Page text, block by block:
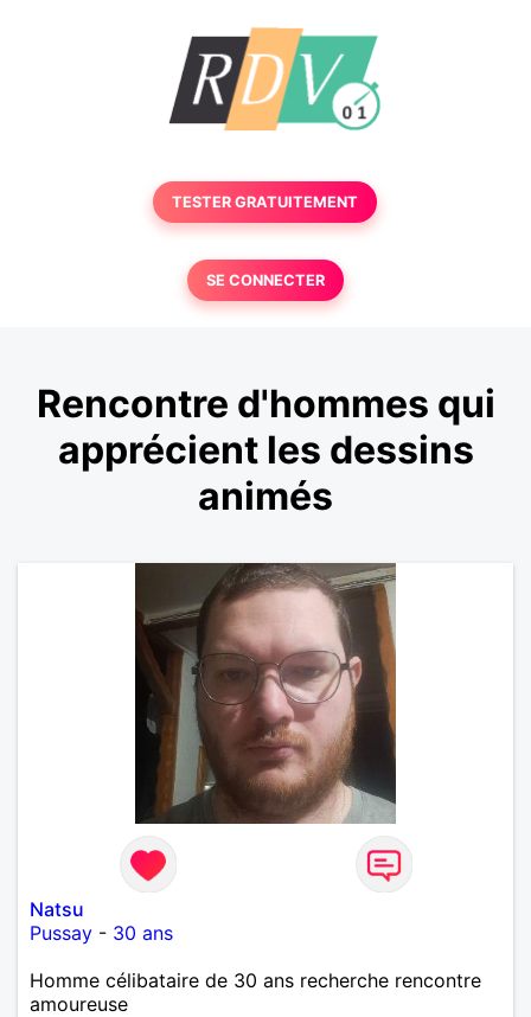
TESTER GRATUITEMENT
SE CONNECTER
Rencontre d'hommes qui
apprécient les dessins
animés
Natsu
Pussay - 30 ans
Homme célibataire de 30 ans recherche rencontre
amoureuse